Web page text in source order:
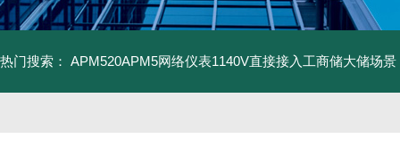
热门搜索： APM520APM5网络仪表1140V直接接入工商储大储场景